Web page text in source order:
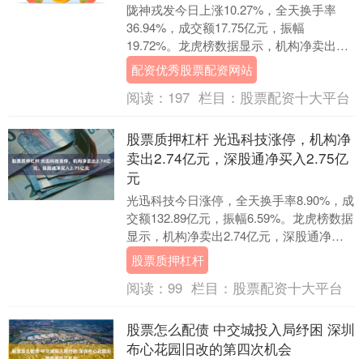
陇神戎发今日上涨10.27%，全天换手率
36.94%，成交额17.75亿元，振幅
19.72%。龙虎榜数据显示，机构净卖出
2016.91万元，营业部席位合计净买入....
配资优秀股票配资网站
阅读： 197 栏目： 股票配资十大平台
股票质押杠杆 光迅科技涨停，机构净
卖出2.74亿元，深股通净买入2.75亿
元
光迅科技今日涨停，全天换手率8.90%，成
交额132.89亿元，振幅6.59%。龙虎榜数据
显示，机构净卖出2.74亿元，深股通净买
入2.75亿元，营业部席位合计....
股票质押杠杆
阅读： 99 栏目： 股票配资十大平台
股票怎么配债 中交城投入局纾困 深圳
布心花园旧改的第四次机会